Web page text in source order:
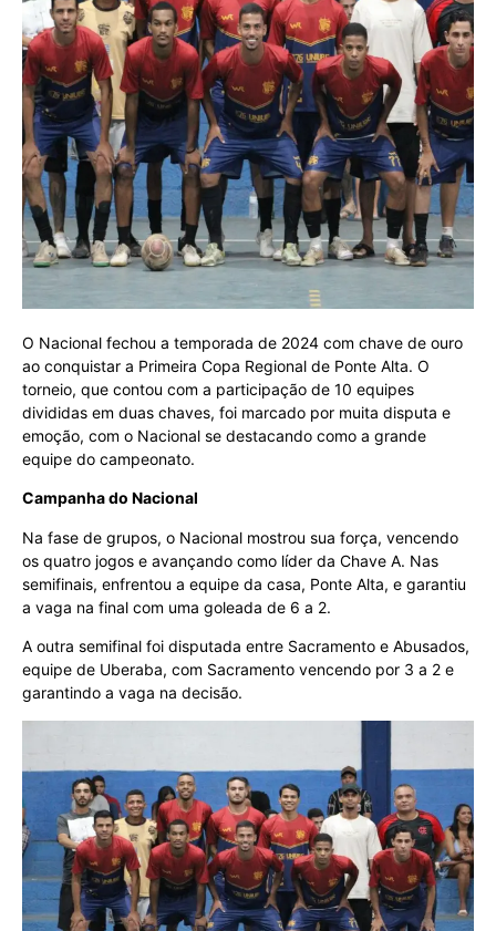
O Nacional fechou a temporada de 2024 com chave de ouro
ao conquistar a Primeira Copa Regional de Ponte Alta. O
torneio, que contou com a participação de 10 equipes
divididas em duas chaves, foi marcado por muita disputa e
emoção, com o Nacional se destacando como a grande
equipe do campeonato.
Campanha do Nacional
Na fase de grupos, o Nacional mostrou sua força, vencendo
os quatro jogos e avançando como líder da Chave A. Nas
semifinais, enfrentou a equipe da casa, Ponte Alta, e garantiu
a vaga na final com uma goleada de 6 a 2.
A outra semifinal foi disputada entre Sacramento e Abusados,
equipe de Uberaba, com Sacramento vencendo por 3 a 2 e
garantindo a vaga na decisão.